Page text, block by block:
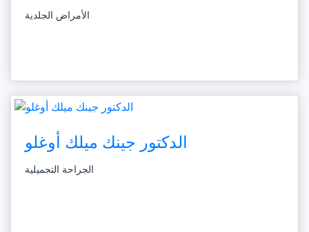
الأمراض الجلدية
الدكتور جينك ميلك أوغلو
الجراحة التجميلية